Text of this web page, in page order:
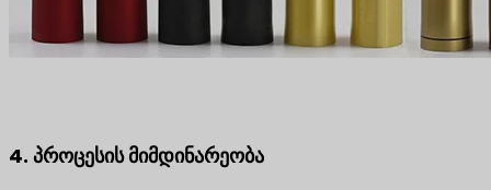
4. პროცესის მიმდინარეობა